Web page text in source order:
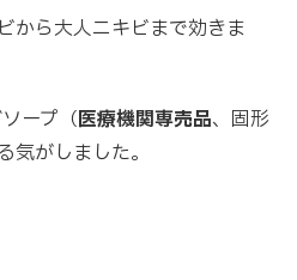
から大人ニキビまで効きま
ープ（医療機関専売品、固形
がしました。